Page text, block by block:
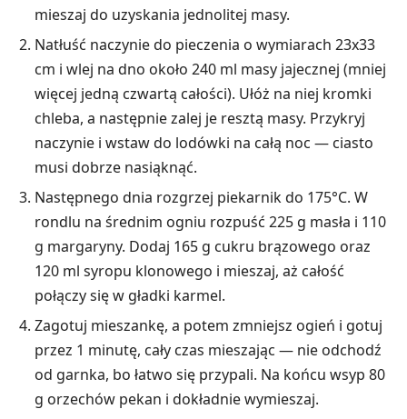
mieszaj do uzyskania jednolitej masy.
Natłuść naczynie do pieczenia o wymiarach 23x33
cm i wlej na dno około 240 ml masy jajecznej (mniej
więcej jedną czwartą całości). Ułóż na niej kromki
chleba, a następnie zalej je resztą masy. Przykryj
naczynie i wstaw do lodówki na całą noc — ciasto
musi dobrze nasiąknąć.
Następnego dnia rozgrzej piekarnik do 175°C. W
rondlu na średnim ogniu rozpuść 225 g masła i 110
g margaryny. Dodaj 165 g cukru brązowego oraz
120 ml syropu klonowego i mieszaj, aż całość
połączy się w gładki karmel.
Zagotuj mieszankę, a potem zmniejsz ogień i gotuj
przez 1 minutę, cały czas mieszając — nie odchodź
od garnka, bo łatwo się przypali. Na końcu wsyp 80
g orzechów pekan i dokładnie wymieszaj.